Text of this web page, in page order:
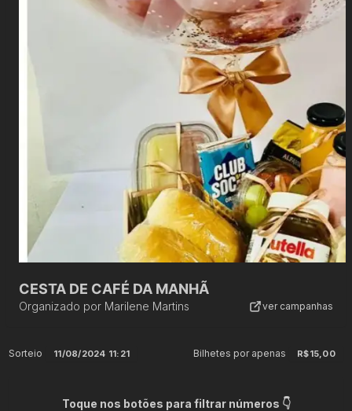
CESTA DE CAFÉ DA MANHÃ
Organizado por Marilene Martins ver campanhas
Sorteio 11/08/2024 11:21 Bilhetes por apenas R$15,00
Toque nos botões para filtrar números 👇